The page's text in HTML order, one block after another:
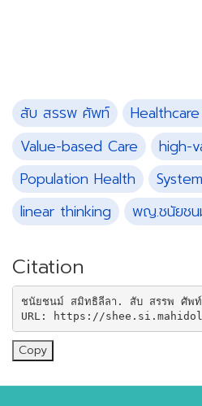
สับ สรรพ ศัพท์
Value-based Care
high-
Population Health
linear thinking
พญ.ชนัยชน
Citation
ชนัยชนม์ สมิทธิลีลา. สับ สรรพ ศัพท์
URL: https://
Copy